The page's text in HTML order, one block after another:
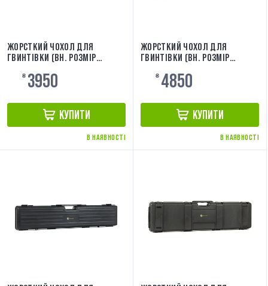
ЖОРСТКИЙ ЧОХОЛ ДЛЯ
ГВИНТІВКИ (ВН. РОЗМІР
EA0510RC
₴ 3950
КУПИТИ
В НАЯВНОСТІ
ЖОРСТКИЙ ЧОХОЛ ДЛЯ
ГВИНТІВКИ (ВН. РОЗМІР
[EVOLUTION] EA0513RC
₴ 4850
КУПИТИ
В НАЯВНОСТІ